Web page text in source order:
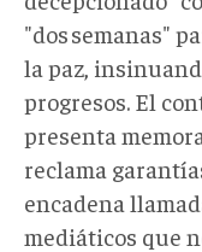
"dos semanas"
la paz,
progresos. El
presenta
reclama
encadena
mediáticos que